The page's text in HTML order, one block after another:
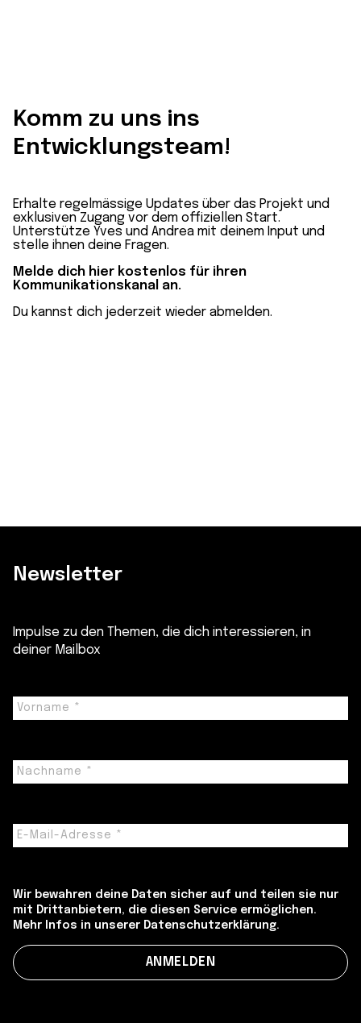
Komm zu uns ins
Entwicklungsteam!
Erhalte regelmässige Updates über das Projekt und
exklusiven Zugang vor dem offiziellen Start.
Unterstütze Yves und Andrea mit deinem Input und
stelle ihnen deine Fragen.
Melde dich hier kostenlos für ihren
Kommunikationskanal an.
Du kannst dich jederzeit wieder abmelden.
Newsletter
Impulse zu den Themen, die dich interessieren, in
deiner Mailbox
Wir bewahren deine Daten sicher auf und teilen sie nur
mit Drittanbietern, die diesen Service ermöglichen.
Mehr Infos in unserer Datenschutzerklärung.